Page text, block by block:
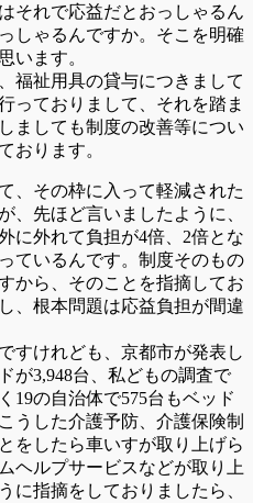
それで応益だとおっしゃるん
しゃるんですか。そこを明確
います。
福祉用具の貸与につきまして
っておりまして、それを踏ま
ましても制度の改善等につい
おります。
その枠に入って軽減された
、先ほど言いましたように、
に外れて負担が4倍、2倍とな
ているんです。制度そのもの
から、そのことを指摘してお
、根本問題は応益負担が間違
すけれども、京都市が発表し
が3,948台、私どもの調査で
19の自治体で575台もベッド
うした介護予防、介護保険制
をしたら車いすが取り上げら
ヘルプサービスなどが取り上
に指摘をしておりましたら、